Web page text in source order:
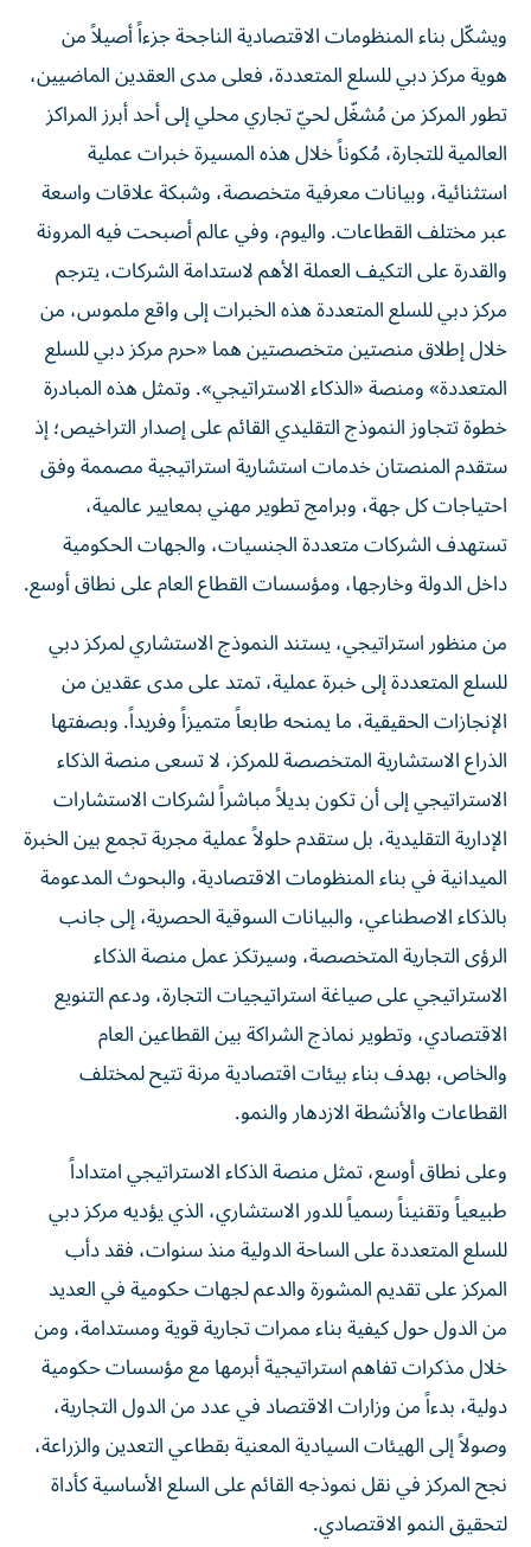
ويشكّل بناء المنظومات الاقتصادية الناجحة جزءاً أصيلاً من
هوية مركز دبي للسلع المتعددة، فعلى مدى العقدين الماضيين،
تطور المركز من مُشغّل لحيّ تجاري محلي إلى أحد أبرز المراكز
العالمية للتجارة، مُكوناً خلال هذه المسيرة خبرات عملية
استثنائية، وبيانات معرفية متخصصة، وشبكة علاقات واسعة
عبر مختلف القطاعات. واليوم، وفي عالم أصبحت فيه المرونة
والقدرة على التكيف العملة الأهم لاستدامة الشركات، يترجم
مركز دبي للسلع المتعددة هذه الخبرات إلى واقع ملموس، من
خلال إطلاق منصتين متخصصتين هما «حرم مركز دبي للسلع
المتعددة» ومنصة «الذكاء الاستراتيجي». وتمثل هذه المبادرة
خطوة تتجاوز النموذج التقليدي القائم على إصدار التراخيص؛ إذ
ستقدم المنصتان خدمات استشارية استراتيجية مصممة وفق
احتياجات كل جهة، وبرامج تطوير مهني بمعايير عالمية،
تستهدف الشركات متعددة الجنسيات، والجهات الحكومية
داخل الدولة وخارجها، ومؤسسات القطاع العام على نطاق أوسع.
من منظور استراتيجي، يستند النموذج الاستشاري لمركز دبي
للسلع المتعددة إلى خبرة عملية، تمتد على مدى عقدين من
الإنجازات الحقيقية، ما يمنحه طابعاً متميزاً وفريداً. وبصفتها
الذراع الاستشارية المتخصصة للمركز، لا تسعى منصة الذكاء
الاستراتيجي إلى أن تكون بديلاً مباشراً لشركات الاستشارات
الإدارية التقليدية، بل ستقدم حلولاً عملية مجربة تجمع بين الخبرة
الميدانية في بناء المنظومات الاقتصادية، والبحوث المدعومة
بالذكاء الاصطناعي، والبيانات السوقية الحصرية، إلى جانب
الرؤى التجارية المتخصصة، وسيرتكز عمل منصة الذكاء
الاستراتيجي على صياغة استراتيجيات التجارة، ودعم التنويع
الاقتصادي، وتطوير نماذج الشراكة بين القطاعين العام
والخاص، بهدف بناء بيئات اقتصادية مرنة تتيح لمختلف
القطاعات والأنشطة الازدهار والنمو.
وعلى نطاق أوسع، تمثل منصة الذكاء الاستراتيجي امتداداً
طبيعياً وتقنيناً رسمياً للدور الاستشاري، الذي يؤديه مركز دبي
للسلع المتعددة على الساحة الدولية منذ سنوات، فقد دأب
المركز على تقديم المشورة والدعم لجهات حكومية في العديد
من الدول حول كيفية بناء ممرات تجارية قوية ومستدامة، ومن
خلال مذكرات تفاهم استراتيجية أبرمها مع مؤسسات حكومية
دولية، بدءاً من وزارات الاقتصاد في عدد من الدول التجارية،
وصولاً إلى الهيئات السيادية المعنية بقطاعي التعدين والزراعة،
نجح المركز في نقل نموذجه القائم على السلع الأساسية كأداة
لتحقيق النمو الاقتصادي.